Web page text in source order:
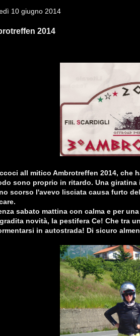
10 giugno 2014
2014
all mitico Ambrotreffen 2014, che
sono proprio in ritardo. Una
scorso l'avevo lisciata causa furto
sabato mattina con calma e per
novità, la pestifera Ce! Che tra
in autostrada! Di sicuro